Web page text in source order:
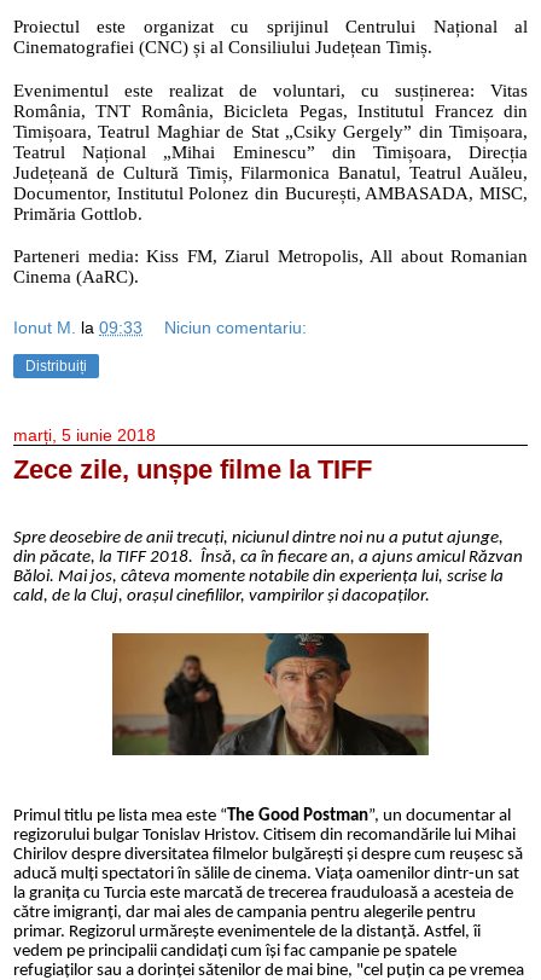
Proiectul este organizat cu sprijinul Centrului Național al
Cinematografiei (CNC) și al Consiliului Județean Timiș.
Evenimentul este realizat de voluntari, cu susținerea: Vitas
România, TNT România, Bicicleta Pegas, Institutul Francez din
Timișoara, Teatrul Maghiar de Stat „Csiky Gergely” din Timișoara,
Teatrul Național „Mihai Eminescu” din Timișoara, Direcția
Județeană de Cultură Timiș, Filarmonica Banatul, Teatrul Auăleu,
Documentor, Institutul Polonez din București, AMBASADA, MISC,
Primăria Gottlob.
Parteneri media: Kiss FM, Ziarul Metropolis, All about Romanian
Cinema (AaRC).
Ionut M. la 09:33 Niciun comentariu:
Distribuiți
marți, 5 iunie 2018
Zece zile, unșpe filme la TIFF
Spre deosebire de anii trecuți, niciunul dintre noi nu a putut ajunge,
din păcate, la TIFF 2018. Însă, ca în fiecare an, a ajuns amicul Răzvan
Băloi. Mai jos, câteva momente notabile din experiența lui, scrise la
cald, de la Cluj, orașul cinefililor, vampirilor și dacopaților.
Primul titlu pe lista mea este “ The Good Postman”, un documentar al
regizorului bulgar Tonislav Hristov. Citisem din recomandările lui Mihai
Chirilov despre diversitatea filmelor bulgărești și despre cum reușesc să
aducă mulți spectatori în sălile de cinema. Viața oamenilor dintr-un sat
la granița cu Turcia este marcată de trecerea frauduloasă a acesteia de
către imigranți, dar mai ales de campania pentru alegerile pentru
primar. Regizorul urmărește evenimentele de la distanță. Astfel, îi
vedem pe principalii candidați cum își fac campanie pe spatele
refugiaților sau a dorinței sătenilor de mai bine, "cel puțin ca pe vremea